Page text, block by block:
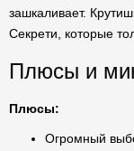
зашкаливает.
Секрети, которые
Плюсы и
Плюсы:
Огромный